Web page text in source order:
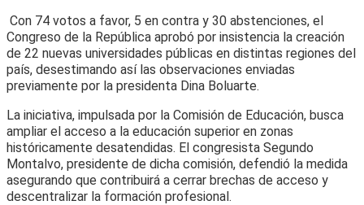
Con 74 votos a favor, 5 en contra y 30 abstenciones, el
Congreso de la República aprobó por insistencia la creación
de 22 nuevas universidades públicas en distintas regiones del
país, desestimando así las observaciones enviadas
previamente por la presidenta Dina Boluarte.
La iniciativa, impulsada por la Comisión de Educación, busca
ampliar el acceso a la educación superior en zonas
históricamente desatendidas. El congresista Segundo
Montalvo, presidente de dicha comisión, defendió la medida
asegurando que contribuirá a cerrar brechas de acceso y
descentralizar la formación profesional.